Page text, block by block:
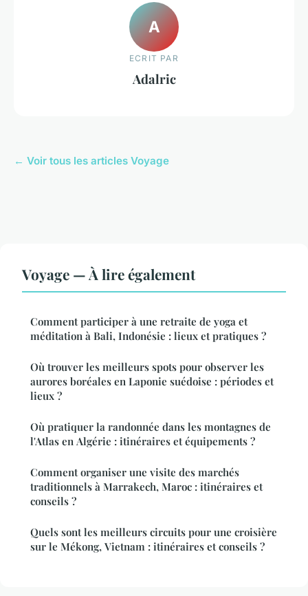
A
ECRIT PAR
Adalric
← Voir tous les articles Voyage
Voyage — À lire également
Comment participer à une retraite de yoga et
méditation à Bali, Indonésie : lieux et pratiques ?
Où trouver les meilleurs spots pour observer les
aurores boréales en Laponie suédoise : périodes et
lieux ?
Où pratiquer la randonnée dans les montagnes de
l'Atlas en Algérie : itinéraires et équipements ?
Comment organiser une visite des marchés
traditionnels à Marrakech, Maroc : itinéraires et
conseils ?
Quels sont les meilleurs circuits pour une croisière
sur le Mékong, Vietnam : itinéraires et conseils ?